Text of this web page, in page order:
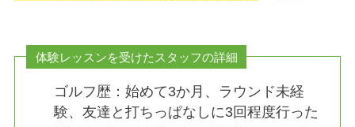
体験レッスンを受けたスタッフの詳細
ゴルフ歴：始めて3か月、ラウンド未経
験、友達と打ちっぱなしに3回程度行った